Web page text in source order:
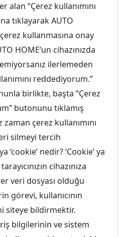
alan “Çerez kullanımını
tıklayarak AUTO
çerez kullanmasına onay
HOME’un cihazınızda
ilerlemeden
reddediyorum.”
birlikte, başta “Çerez
butonunu tıklamış
çerez kullanımını
silmeyi tercih
‘cookie’ nedir? ‘Cookie’ ya
cihazınıza
veri dosyası olduğu
görevi, kullanıcının
siteye bildirmektir.
bilgilerinin ve sistem